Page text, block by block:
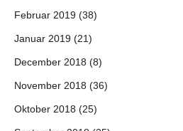
Februar 2019 (38)
Januar 2019 (21)
December 2018 (8)
November 2018 (36)
Oktober 2018 (25)